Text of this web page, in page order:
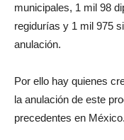
municipales, 1 mil 98
regidurías y 1 mil 975
anulación.
Por ello hay quienes
la anulación de este
precedentes en México.